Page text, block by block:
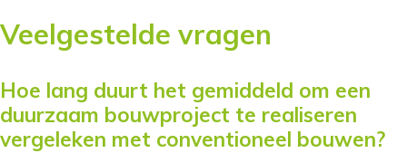
Veelgestelde vragen
Hoe lang duurt het gemiddeld om een
duurzaam bouwproject te realiseren
vergeleken met conventioneel bouwen?